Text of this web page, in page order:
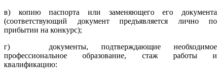
в) копию паспорта или заменяющего его документа
(соответствующий документ предъявляется лично по
прибытии на конкурс);
г) документы, подтверждающие необходимое
профессиональное образование, стаж работы и
квалификацию: